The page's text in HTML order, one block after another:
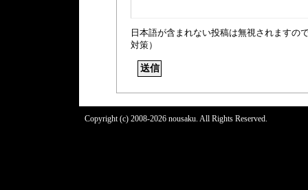
日本語が含まれない投稿は無視されますの
対策）
Copyright (c) 2008-2026 nousaku. All Rights Reserved.